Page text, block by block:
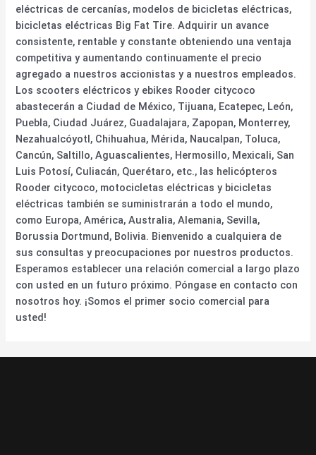
eléctricas de cercanías, modelos de bicicletas eléctricas,
bicicletas eléctricas Big Fat Tire. Adquirir un avance
consistente, rentable y constante obteniendo una ventaja
competitiva y aumentando continuamente el precio
agregado a nuestros accionistas y a nuestros empleados.
Los scooters eléctricos y ebikes Rooder citycoco
abastecerán a Ciudad de México, Tijuana, Ecatepec, León,
Puebla, Ciudad Juárez, Guadalajara, Zapopan, Monterrey,
Nezahualcóyotl, Chihuahua, Mérida, Naucalpan, Toluca,
Cancún, Saltillo, Aguascalientes, Hermosillo, Mexicali, San
Luis Potosí, Culiacán, Querétaro, etc., las helicópteros
Rooder citycoco, motocicletas eléctricas y bicicletas
eléctricas también se suministrarán a todo el mundo,
como Europa, América, Australia, Alemania, Sevilla,
Borussia Dortmund, Bolivia. Bienvenido a cualquiera de
sus consultas y preocupaciones por nuestros productos.
Esperamos establecer una relación comercial a largo plazo
con usted en un futuro próximo. Póngase en contacto con
nosotros hoy. ¡Somos el primer socio comercial para
usted!